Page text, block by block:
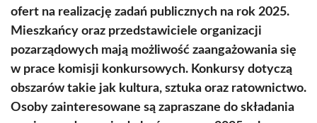
ofert na realizację zadań publicznych na rok 2025.
Mieszkańcy oraz przedstawiciele organizacji
pozarządowych mają możliwość zaangażowania się
w prace komisji konkursowych. Konkursy dotyczą
obszarów takie jak kultura, sztuka oraz ratownictwo.
Osoby zainteresowane są zapraszane do składania